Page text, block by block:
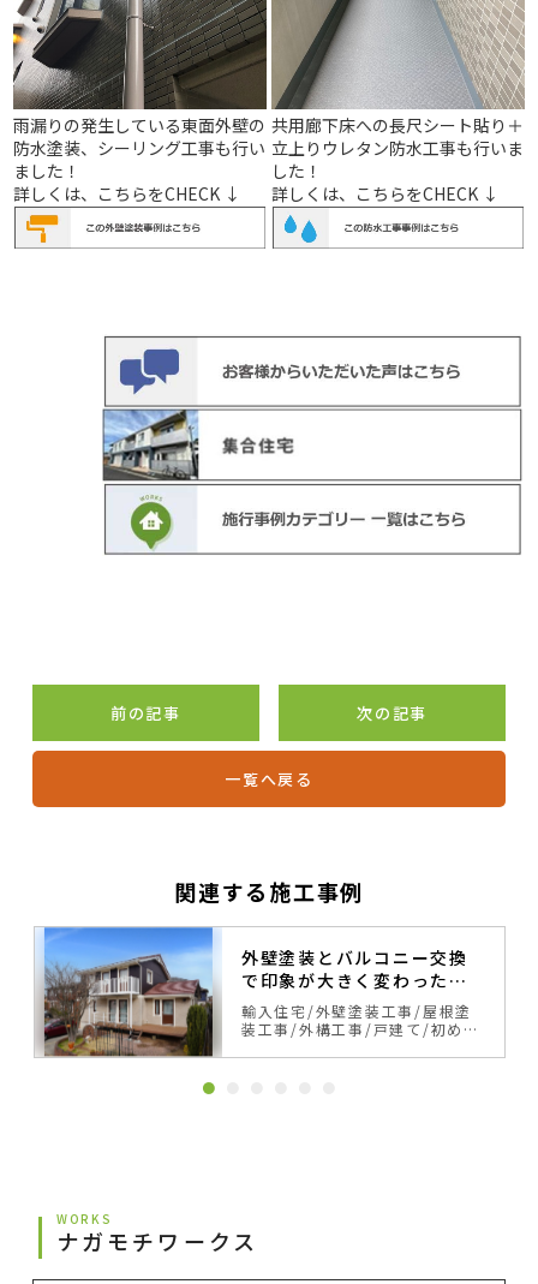
雨漏りの発生している東面外壁の
防水塗装、シーリング工事も行い
ました！
詳しくは、こちらをCHECK ↓
共用廊下床への長尺シート貼り＋
立上りウレタン防水工事も行いま
した！
詳しくは、こちらをCHECK ↓
前の記事 次の記事
一覧へ戻る
関連する施工事例
外壁塗装とバルコニー交換
で印象が大きく変わったス
ウェーデンハウス
輸入住宅 外壁塗装工事
屋根塗
装工事 外構工事 戸建て 初めて
ジュ・ブラウン系 カラーシミュ
WORKS
ナガモチワークス